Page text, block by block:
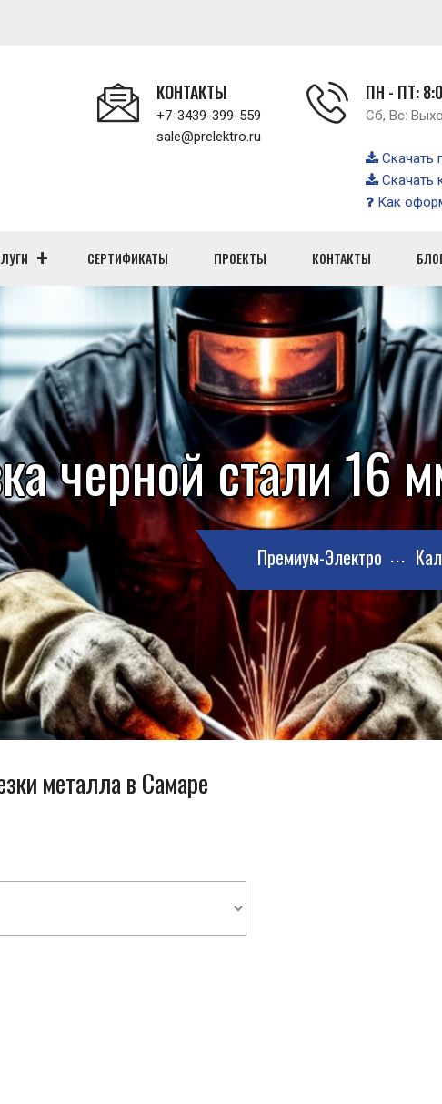
КОНТАКТЫ
+7-3439-399-559
sale@prelektro.ru
ПН - ПТ:
Сб, Вс:
Скачать
Скачать
Как
СЕРТИФИКАТЫ ПРОЕКТЫ КОНТАКТЫ
черной стали 16
Премиум-Электро
металла в Самаре